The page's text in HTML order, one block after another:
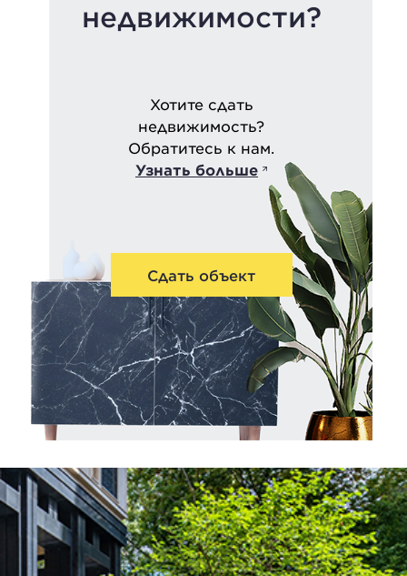
недвижимости?
Хотите сдать
недвижимость?
Обратитесь к нам.
Узнать больше
Сдать объект